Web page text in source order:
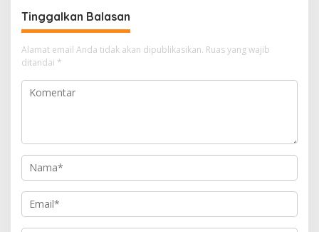
Tinggalkan Balasan
Alamat email Anda tidak akan dipublikasikan. Ruas yang wajib
ditandai *